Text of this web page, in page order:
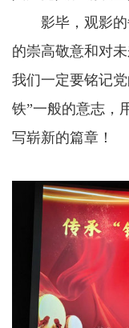
影毕，观影
的崇高敬意和对
我们一定要铭记
铁”一般的意志，
写崭新的篇章！